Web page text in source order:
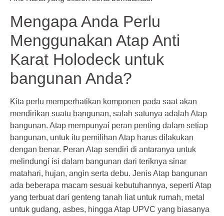
Mengapa Anda Perlu
Menggunakan Atap Anti
Karat Holodeck untuk
bangunan Anda?
Kita perlu memperhatikan komponen pada saat akan
mendirikan suatu bangunan, salah satunya adalah Atap
bangunan. Atap mempunyai peran penting dalam setiap
bangunan, untuk itu pemilihan Atap harus dilakukan
dengan benar. Peran Atap sendiri di antaranya untuk
melindungi isi dalam bangunan dari teriknya sinar
matahari, hujan, angin serta debu. Jenis Atap bangunan
ada beberapa macam sesuai kebutuhannya, seperti Atap
yang terbuat dari genteng tanah liat untuk rumah, metal
untuk gudang, asbes, hingga Atap UPVC yang biasanya